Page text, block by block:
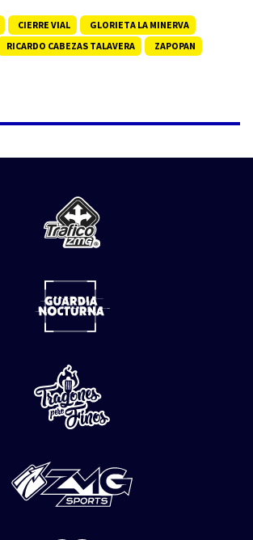
CIERRE VIAL
GLORIETA LA MINERVA
RICARDO CABEZAS TALAVERA ZAPOPAN